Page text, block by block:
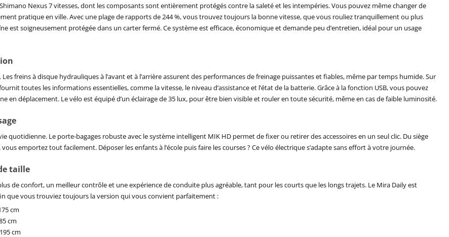
Nexus 7 vitesses, dont les composants sont entièrement protégés contre la saleté et les intempéries. Vous pouvez même changer de
pratique en ville. Avec une plage de rapports de 244 %, vous trouvez toujours la bonne vitesse, que vous rouliez tranquillement ou plus
est soigneusement protégée dans un carter fermé. Ce système est efficace, économique et demande peu d’entretien, idéal pour un usage
freins à disque hydrauliques à l’avant et à l’arrière assurent des performances de freinage puissantes et fiables, même par temps humide. Sur
toutes les informations essentielles, comme la vitesse, le niveau d’assistance et l’état de la batterie. Grâce à la fonction USB, vous pouvez
en déplacement. Le vélo est équipé d’un éclairage de 35 lux, pour être bien visible et rouler en toute sécurité, même en cas de faible luminosité.
quotidienne. Le porte-bagages robuste avec le système intelligent MIK HD permet de fixer ou retirer des accessoires en un seul clic. Du siège
emportez tout facilement. Déposer les enfants à l’école puis faire les courses ? Ce vélo électrique s’adapte sans effort à votre journée.
taille
de confort, un meilleur contrôle et une expérience de conduite plus agréable, tant pour les courts que les longs trajets. Le Mira Daily est
que vous trouviez toujours la version qui vous convient parfaitement :
cm
cm
cm